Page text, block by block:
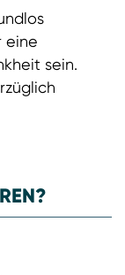
eine
sein.